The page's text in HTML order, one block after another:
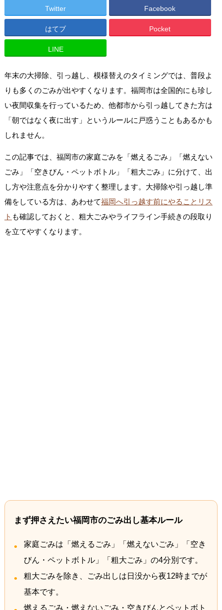
Twitter Facebook
はてブ Pocket
LINE
年末の大掃除、引っ越し、模様替えのタイミングでは、普段よ
りも多くのごみが出やすくなります。福岡市は全国的にも珍し
い夜間収集を行っているため、他都市から引っ越してきた方は
「朝ではなく夜に出す」というルールに戸惑うこともあるかも
しれません。
この記事では、福岡市の家庭ごみを「燃えるごみ」「燃えない
ごみ」「空きびん・ペットボトル」「粗大ごみ」に分けて、出
し方や注意点を分かりやすく整理します。大掃除や引っ越し準
備をしている方は、あわせて福岡へ引っ越す前にやることリス
ト も確認しておくと、粗大ごみやライフライン手続きの段取り
を立てやすくなります。
まず押さえたい福岡市のごみ出し基本ルール
家庭ごみは「燃えるごみ」「燃えないごみ」「空き
びん・ペットボトル」「粗大ごみ」の4分別です。
粗大ごみを除き、ごみ出しは日没から夜12時までが
基本です。
燃えるごみ・燃えないごみ・空きびんとペットボト